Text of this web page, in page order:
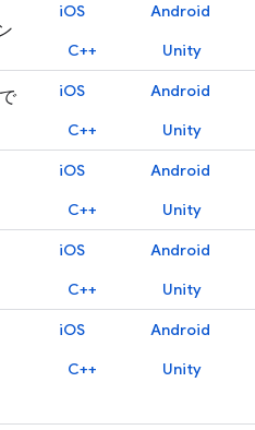
iOS Android
C++
Unity
iOS Android
C++
Unity
iOS Android
C++
Unity
iOS Android
C++
Unity
iOS Android
C++
Unity